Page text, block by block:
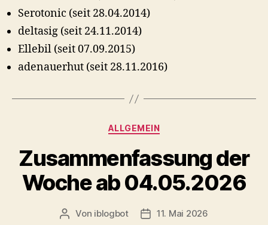
Serotonic (seit 28.04.2014)
deltasig (seit 24.11.2014)
Ellebil (seit 07.09.2015)
adenauerhut (seit 28.11.2016)
Kategorien
ALLGEMEIN
Zusammenfassung der
Woche ab 04.05.2026
Beitragsautor
Von iblogbot Veröffentlichungsdatum
11. Mai 2026